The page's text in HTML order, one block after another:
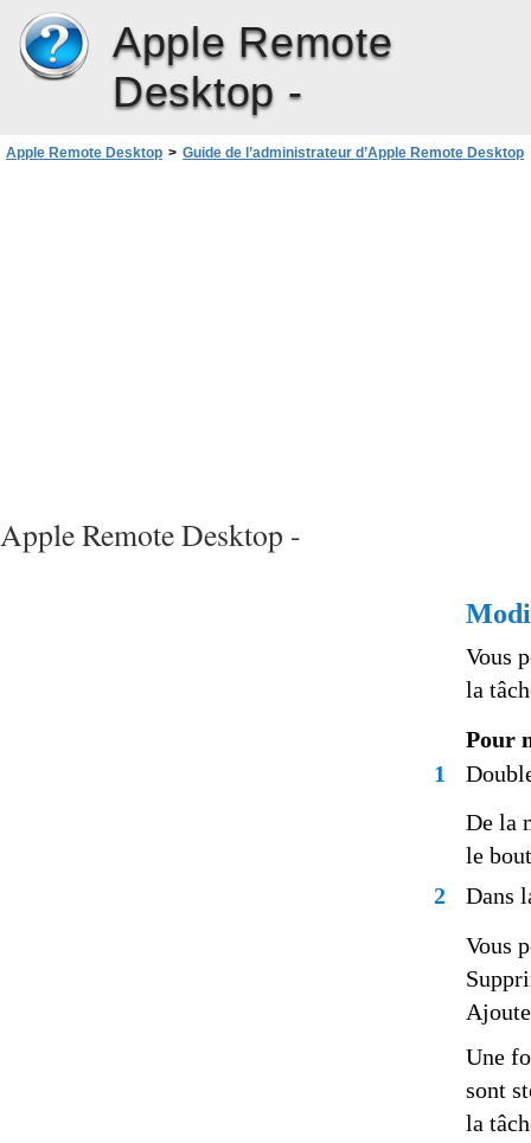
Apple Remote
Desktop -
Apple Remote Desktop > Guide de l’administrateur d’Apple Remote Desktop
Apple Remote Desktop -
Vous
la
Pour
1
De la
le
2
Dans
Vous
Une
sont
la